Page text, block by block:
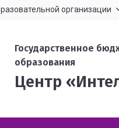
организации
Государственное
образования
Центр